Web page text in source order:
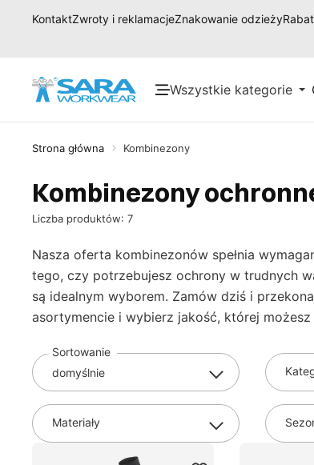
KontaktZwroty i reklamacjeZnakowanie odzieży
Wszystkie kategorie
Strona główna Kombinezony
Kombinezony
Liczba produktów: 7
Nasza oferta kombinezonów spełnia
tego, czy potrzebujesz ochrony w trudnych
są idealnym wyborem. Zamów dziś i
asortymencie i wybierz jakość, której możesz
Sortowanie
Materiały